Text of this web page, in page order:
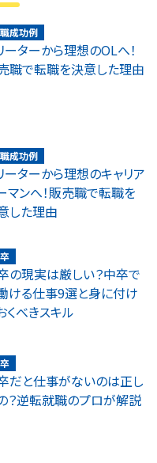
成功例
ーターから理想のOLへ！
職で転職を決意した理由
成功例
ーターから理想のキャリア
マンへ！販売職で転職を
した理由
の現実は厳しい？中卒で
ける仕事9選と身に付け
くべきスキル
だと仕事がないのは正し
？逆転就職のプロが解説